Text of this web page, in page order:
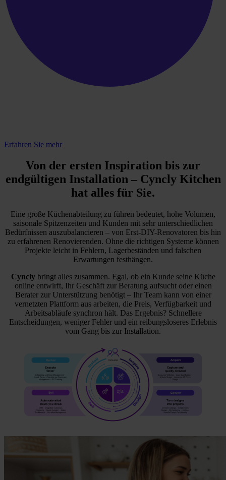
Erfahren Sie mehr
Von der ersten Inspiration bis zur
endgültigen Installation – Cyncly Kitchen
hat alles für Sie.
Eine große Küchenabteilung zu führen bedeutet, hohe Volumen,
saisonale Spitzenzeiten und Kunden mit sehr unterschiedlichen
Bedürfnissen auszubalancieren – von Erst-DIY-Renovatoren bis hin
zu erfahrenen Renovierenden. Ohne die richtigen Systeme können
Projekte leicht in Fehlern, Lagerbeständen und falschen
Erwartungen festhängen.
Cyncly bringt alles zusammen. Egal, ob ein Kunde seine Küche
online entwirft, Ihr Geschäft zur Beratung aufsucht oder einen
Berater zur Unterstützung benötigt – Ihr Team kann von einer
vernetzten Plattform aus arbeiten, die Preis, Verfügbarkeit und
Arbeitsabläufe synchron hält. Das Ergebnis? Schnellere
Entscheidungen, weniger Fehler und ein reibungsloseres Erlebnis
vom Gang bis zur Installation.